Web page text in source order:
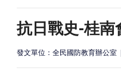
抗日戰史-桂南
發文單位：全民國防教育辦公室